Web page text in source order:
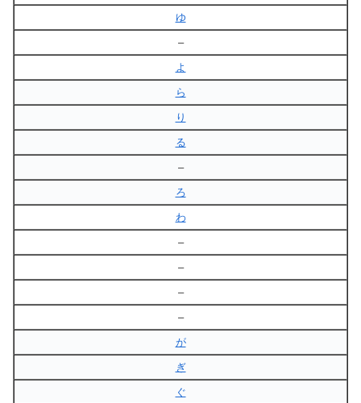
ゆ
–
よ
ら
り
る
–
ろ
わ
–
–
–
–
が
ぎ
ぐ